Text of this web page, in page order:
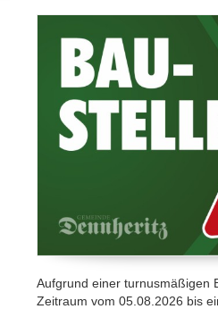
Aufgrund einer turnusmäßigen
Zeitraum vom 05.08.2026 bis